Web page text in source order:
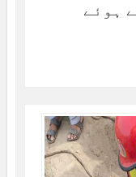
ہوئے